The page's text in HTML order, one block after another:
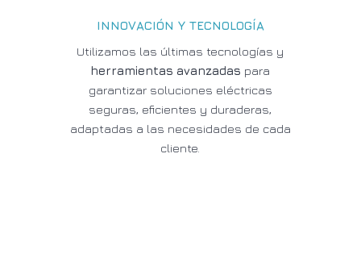
INNOVACIÓN Y TECNOLOGÍA
Utilizamos las últimas tecnologías y
herramientas avanzadas para
garantizar soluciones eléctricas
seguras, eficientes y duraderas,
adaptadas a las necesidades de cada
cliente.